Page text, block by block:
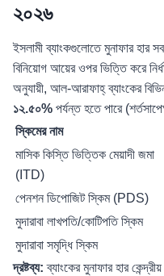
২০২৬
ইসলামী ব্যাংকগুলোতে মুনাফার হার
বিনিয়োগ আয়ের ওপর ভিত্তি করে
অনুযায়ী, আল-আরাফাহ্ ব্যাংকের
১২.৫০% পর্যন্ত হতে পারে
স্কিমের নাম
মাসিক কিস্তি ভিত্তিক মেয়াদী জমা
(ITD)
পেনশন ডিপোজিট স্কিম (PDS)
মুদারাবা লাখপতি/কোটিপতি স্কিম
মুদারাবা সমৃদ্ধি স্কিম
দ্রষ্টব্য: ব্যাংকের মুনাফার হার